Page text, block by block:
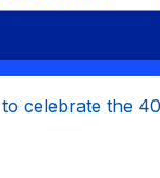
celebrate the